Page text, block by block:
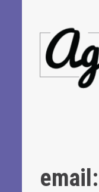
Πρωτότυπη
Επιπλέον
(Φωνικός),
Σύμβουλος
Ευσταθιάδης
Γραφιστική
email: